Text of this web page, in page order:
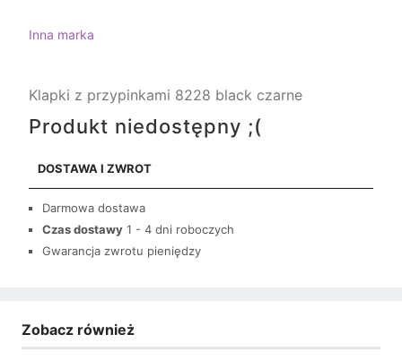
Inna marka
Klapki z przypinkami 8228 black czarne
Produkt niedostępny ;(
DOSTAWA I ZWROT
Darmowa dostawa
Czas dostawy 1 - 4 dni roboczych
Gwarancja zwrotu pieniędzy
Zobacz również